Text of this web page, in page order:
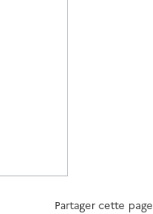
Partager cette page